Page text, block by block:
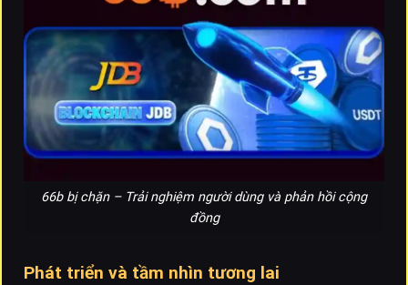
66b bị chặn – Trải nghiệm người dùng và phản hồi cộng
đồng
Phát triển và tầm nhìn tương lai